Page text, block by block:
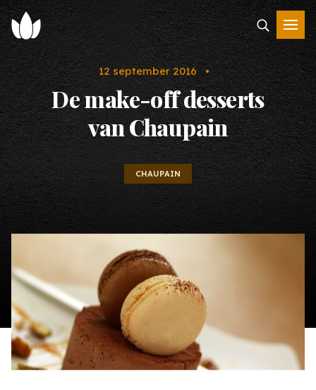
12 september 2016 •
De make-off desserts
van Chaupain
CHAUPAIN